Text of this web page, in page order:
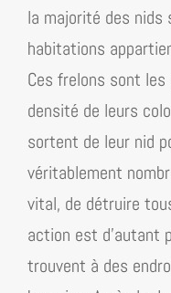
la majorité des nids
habitations
Ces frelons sont les
densité de leurs
sortent de leur nid
véritablement
vital, de détruire
action est d’autant
trouvent à des